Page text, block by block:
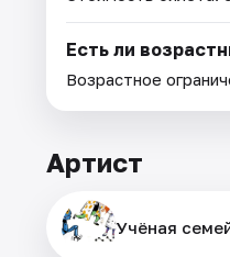
Есть ли
Возрастное
Артист
Учёная